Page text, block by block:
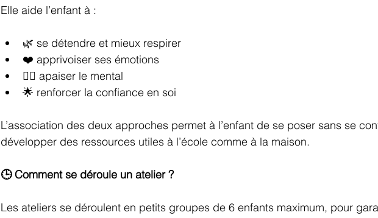
Elle aide l’enfant à :
🌿 se détendre et mieux respirer
❤️ apprivoiser ses émotions
🧘‍♀️ apaiser le mental
🌟 renforcer la confiance en soi
L’association des deux approches permet à l’enfant de se poser sans se
développer des ressources utiles à l’école comme à la maison.
🕒 Comment se déroule un atelier ?
Les ateliers se déroulent en petits groupes de 6 enfants maximum, pour